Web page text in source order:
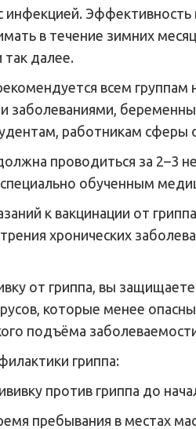
инфекцией. Эффективность
в течение зимних
далее.
всем
заболеваниями,
работникам сферы
проводиться за 2–3
обученным
к вакцинации от
хронических
от гриппа, вы
которые менее
подъёма
гриппа:
против гриппа до
пребывания в местах